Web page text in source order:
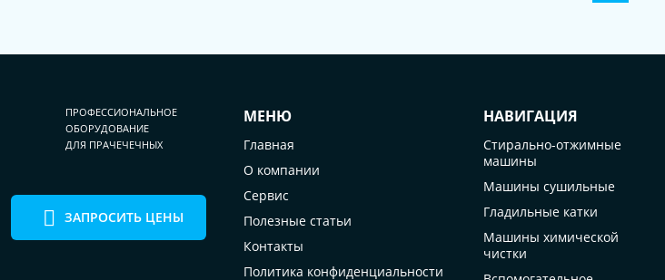
ПРОФЕССИОНАЛЬНОЕ
ОБОРУДОВАНИЕ
ДЛЯ ПРАЧЕЧЕЧНЫХ
ЗАПРОСИТЬ ЦЕНЫ
МЕНЮ
Главная
О компании
Сервис
Полезные статьи
Контакты
Политика конфиденциальности
НАВИГАЦИЯ
Стирально-отжимные
машины
Машины сушильные
Гладильные катки
Машины химической
чистки